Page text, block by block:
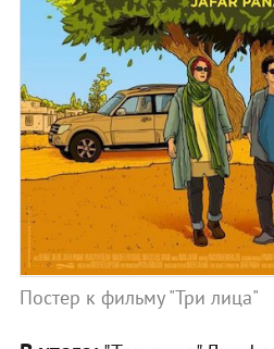
Постер к фильму "Три лица"